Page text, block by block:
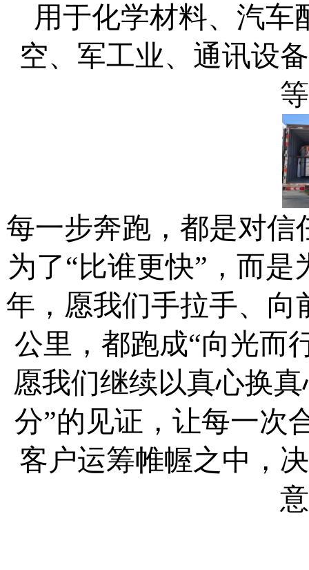
用于化学材料、汽车
空、军工业、通讯设
每一步奔跑，都是对信
为了“比谁更快”，而
年，愿我们手拉手、向
公里，都跑成“向光而
愿我们继续以真心换
分”的见证，让每一次
客户运筹帷幄之中，